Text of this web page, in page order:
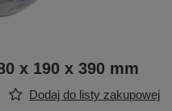
x 190 x 390 mm
Dodaj do listy zakupowej